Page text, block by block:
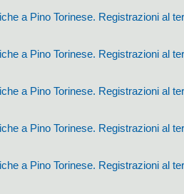
a Pino Torinese. Registrazioni al
a Pino Torinese. Registrazioni al
a Pino Torinese. Registrazioni al
a Pino Torinese. Registrazioni al
a Pino Torinese. Registrazioni al